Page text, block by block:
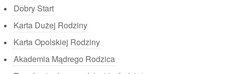
Dobry Start
Karta Dużej Rodziny
Karta Opolskiej Rodziny
Akademia Mądrego Rodzica